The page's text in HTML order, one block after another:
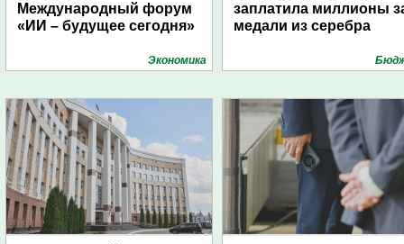
Международный форум
«ИИ – будущее сегодня»
Экономика
заплатила миллионы
медали из серебра